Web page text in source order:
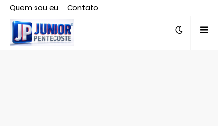
Quem sou eu
Contato
Editor responsável, jornalista Clovis Almeida.